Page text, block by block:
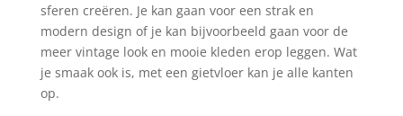
sferen creëren. Je kan gaan voor een strak en
modern design of je kan bijvoorbeeld gaan voor de
meer vintage look en mooie kleden erop leggen. Wat
je smaak ook is, met een gietvloer kan je alle kanten
op.